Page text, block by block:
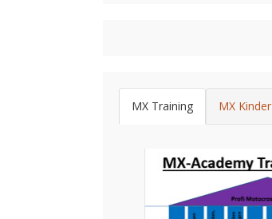
MX Training MX Kinder